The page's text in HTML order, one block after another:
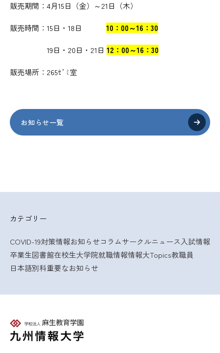
販売期間：4月15日（金）～21日（木）
販売時間：15日・18日 10：00～16：30
19日・20日・21日 12：00～16：30
販売場所：265ｾﾞﾐ室
お知らせ一覧
カテゴリー
COVID-19対策情報お知らせコラムサークルニュース入試情報
卒業生図書館在校生大学院就職情報情報大Topics教職員
日本語別科重要なお知らせ